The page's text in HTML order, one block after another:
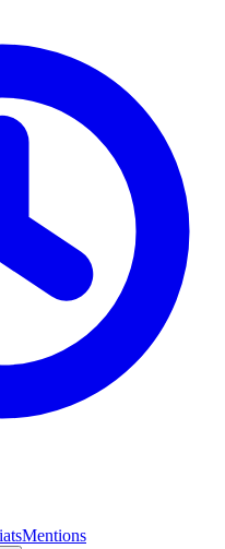
Mentions